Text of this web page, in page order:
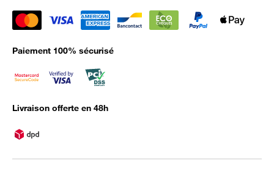
Paiement 100% sécurisé
Livraison offerte en 48h